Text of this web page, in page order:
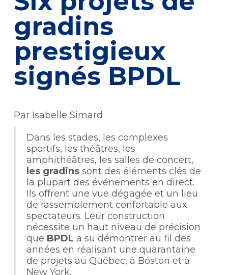
gradins
prestigieux
signés BPDL
Par Isabelle Simard
Dans les stades, les complexes
sportifs, les théâtres, les
amphithéâtres, les salles de concert,
les gradinssont des éléments clés de
la plupart des événements en direct.
Ils offrent une vue dégagée et un lieu
de rassemblement confortable aux
spectateurs. Leur construction
nécessite un haut niveau de précision
que BPDL a su démontrer au fil des
années en réalisant une quarantaine
de projets au Québec, à Boston et à
New York.